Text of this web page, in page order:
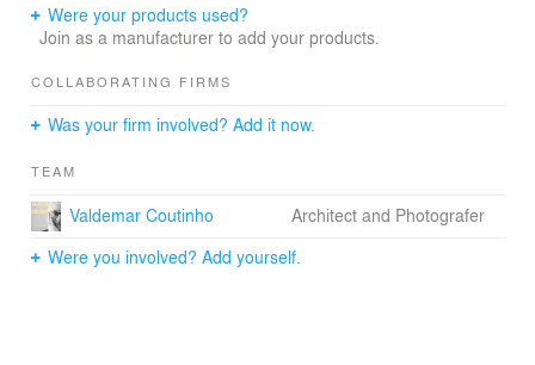
Por último, os 2 pisos favorecem a contemplação,
manifestação de aspetos multissensoriais, na relação
Were your products used?
Join as a manufacturer to add your products.
COLLABORATING FIRMS
Was your firm involved? Add it now.
TEAM
Valdemar Coutinho
Architect and Photografer
Were you involved? Add yourself.